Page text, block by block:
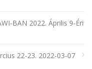
BAN 2022. Április 9-Én
22-23. 2022-03-07